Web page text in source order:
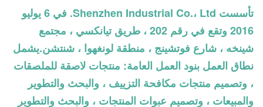
تأسست Shenzhen Industrial Co.، Ltd. في 6 يوليو
2016 وتقع في رقم 202 ، طريق تيانكسي ، مجتمع
شينخه ، شارع فوتشينج ، منطقة لونغهوا ، شنتشن.يشمل
نطاق العمل بنود العمل العامة: منتجات لاصقة للملصقات
، وتصميم منتجات مكافحة التزييف ، والبحث والتطوير
والمبيعات ، وتصميم عبوات المنتجات ، والبحث والتطوير